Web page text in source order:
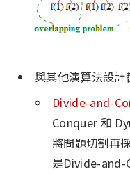
與其他演算法設計
Divide-and-
Conquer 和
將問題切割再
是Divide-and-